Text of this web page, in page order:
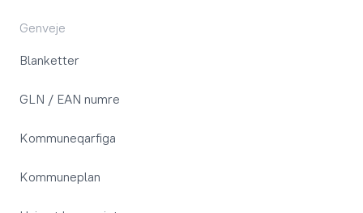
Genveje
Blanketter
GLN / EAN numre
Kommuneqarfiga
Kommuneplan